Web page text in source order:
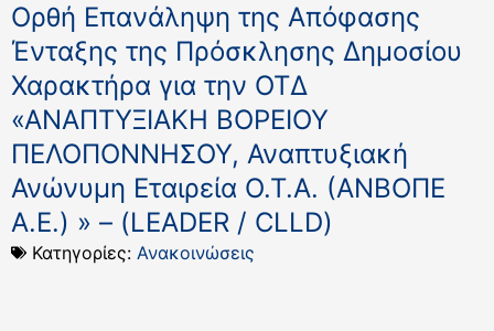
Ορθή Επανάληψη της Απόφασης
Ένταξης της Πρόσκλησης Δημοσίου
Χαρακτήρα για την ΟΤΔ
«ΑΝΑΠΤΥΞΙΑΚΗ ΒΟΡΕΙΟΥ
ΠΕΛΟΠΟΝΝΗΣΟΥ, Αναπτυξιακή
Ανώνυμη Εταιρεία Ο.Τ.Α. (ΑΝΒΟΠΕ
Α.Ε.) » – (LEADER / CLLD)
Κατηγορίες: Ανακοινώσεις